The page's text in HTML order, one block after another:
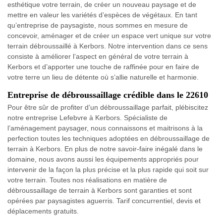
esthétique votre terrain, de créer un nouveau paysage et de
mettre en valeur les variétés d’espèces de végétaux. En tant
qu’entreprise de paysagiste, nous sommes en mesure de
concevoir, aménager et de créer un espace vert unique sur votre
terrain débroussaillé à Kerbors. Notre intervention dans ce sens
consiste à améliorer l’aspect en général de votre terrain à
Kerbors et d’apporter une touche de raffinée pour en faire de
votre terre un lieu de détente où s’allie naturelle et harmonie.
Entreprise de débroussaillage crédible dans le 22610
Pour être sûr de profiter d’un débroussaillage parfait, plébiscitez
notre entreprise Lefebvre à Kerbors. Spécialiste de
l’aménagement paysager, nous connaissons et maitrisons à la
perfection toutes les techniques adoptées en débroussaillage de
terrain à Kerbors. En plus de notre savoir-faire inégalé dans le
domaine, nous avons aussi les équipements appropriés pour
intervenir de la façon la plus précise et la plus rapide qui soit sur
votre terrain. Toutes nos réalisations en matière de
débroussaillage de terrain à Kerbors sont garanties et sont
opérées par paysagistes aguerris. Tarif concurrentiel, devis et
déplacements gratuits.